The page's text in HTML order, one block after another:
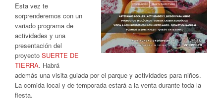
Esta vez te
sorprenderemos con un
variado programa de
actividades y una
presentación del
proyecto SUERTE DE
TIERRA. Habrá
además una visita guiada por el parque y actividades para niños.
La comida local y de temporada estará a la venta durante toda la
fiesta.